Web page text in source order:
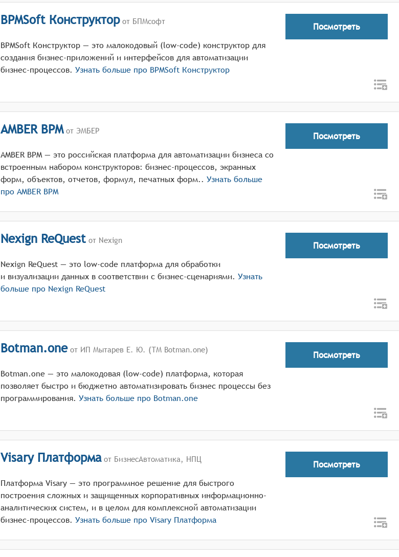
BPMSoft Конструкторот БПМсофт
BPMSoft Конструктор — это малокодовый (low-code) конструктор для
создания бизнес-приложений и интерфейсов для автоматизации
бизнес-процессов. Узнать больше про BPMSoft Конструктор
Посмотреть
AMBER BPMот ЭМБЕР
AMBER BPM — это российская платформа для автоматизации бизнеса со
встроенным набором конструкторов: бизнес-процессов, экранных
форм, объектов, отчетов, формул, печатных форм.. Узнать больше
про AMBER BPM
Посмотреть
Nexign ReQuest от Nexign
Nexign ReQuest — это low-code платформа для обработки
и визуализации данных в соответствии с бизнес-сценариями. Узнать
больше про Nexign ReQuest
Посмотреть
Botman.oneот ИП Мытарев Е. Ю. (ТМ Botman.one)
Botman.one — это малокодовая (low-code) платформа, которая
позволяет быстро и бюджетно автоматизировать бизнес процессы без
программирования. Узнать больше про Botman.one
Посмотреть
Visary Платформаот БизнесАвтоматика, НПЦ
Платформа Visary — это программное решение для быстрого
построения сложных и защищенных корпоративных информационно-
аналитических систем, и в целом для комплексной автоматизации
бизнес-процессов. Узнать больше про Visary Платформа
Посмотреть